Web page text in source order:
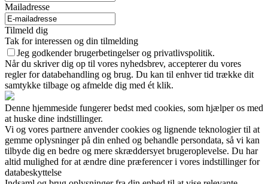
Mailadresse
Tilmeld dig
Tak for interessen og din tilmelding
Jeg godkender brugerbetingelser og privatlivspolitik.
Når du skriver dig op til vores nyhedsbrev, accepterer du vores
regler for databehandling og brug. Du kan til enhver tid trække dit
samtykke tilbage og afmelde dig med ét klik.
Denne hjemmeside fungerer bedst med cookies, som hjælper os med
at huske dine indstillinger.
Vi og vores partnere anvender cookies og lignende teknologier til at
gemme oplysninger på din enhed og behandle persondata, så vi kan
tilbyde dig en bedre og mere skræddersyet brugeroplevelse. Du har
altid mulighed for at ændre dine præferencer i vores indstillinger for
databeskyttelse